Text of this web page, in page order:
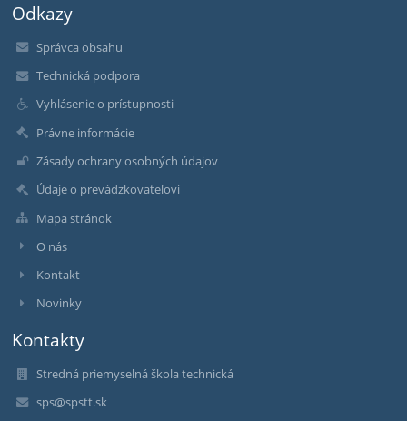
Odkazy
Správca obsahu
Technická podpora
Vyhlásenie o prístupnosti
Právne informácie
Zásady ochrany osobných údajov
Údaje o prevádzkovateľovi
Mapa stránok
O nás
Kontakt
Novinky
Kontakty
Stredná priemyselná škola technická
sps@spstt.sk